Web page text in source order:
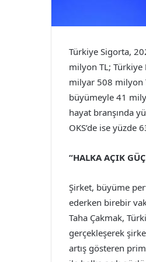
Türkiye Sigorta,
milyon TL;
milyar 508 milyon
büyümeyle 41
hayat branşında
OKS’de ise yüzde
“HALKA AÇIK
Şirket, büyüme
ederken birebir
Taha Çakmak,
gerçekleşerek
artış gösteren